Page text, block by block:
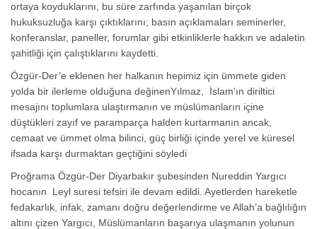
ortaya koyduklarını, bu süre zarfında yaşanılan birçok
hukuksuzluğa karşı çıktıklarını; basın açıklamaları seminerler,
konferanslar, paneller, forumlar gibi etkinliklerle hakkın ve adaletin
şahitliği için çalıştıklarını kaydetti.
Özgür-Der’e eklenen her halkanın hepimiz için ümmete giden
yolda bir ilerleme olduğuna değinenYılmaz, İslam'ın diriltici
mesajını toplumlara ulaştırmanın ve müslümanların içine
düştükleri zayıf ve paramparça halden kurtarmanın ancak,
cemaat ve ümmet olma bilinci, güç birliği içinde yerel ve küresel
ifsada karşı durmaktan geçtiğini söyledi
Proğrama Özgür-Der Diyarbakır şubesinden Nureddin Yargıcı
hocanın Leyl suresi tefsiri ile devam edildi. Ayetlerden hareketle
fedakarlık, infak, zamanı doğru değerlendirme ve Allah’a bağlılığın
altını çizen Yargıcı, Müslümanların başarıya ulaşmanın yolunun